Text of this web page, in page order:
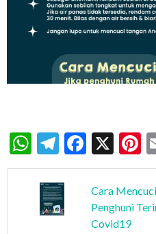
WhatsApp
Telegram
X
Cara
Penghuni
Covid19